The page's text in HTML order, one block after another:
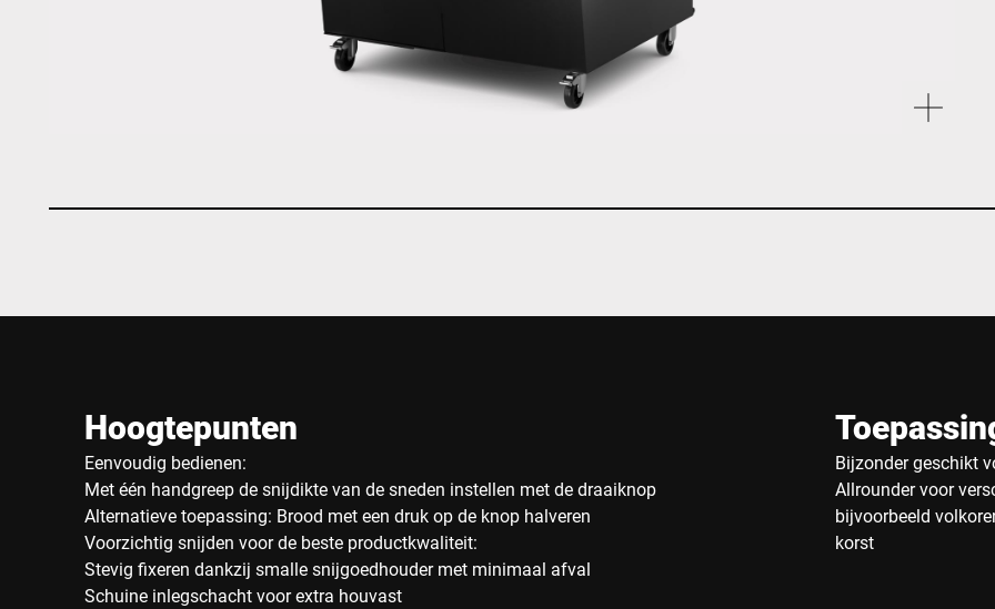
Hoogtepunten
Eenvoudig bedienen:
Met één handgreep de snijdikte van de sneden instellen met de draaiknop
Alternatieve toepassing: Brood met een druk op de knop halveren
Voorzichtig snijden voor de beste productkwaliteit:
Stevig fixeren dankzij smalle snijgoedhouder met minimaal afval
Schuine inlegschacht voor extra houvast
Bijzonder geschikt
Allrounder voor
bijvoorbeeld
korst